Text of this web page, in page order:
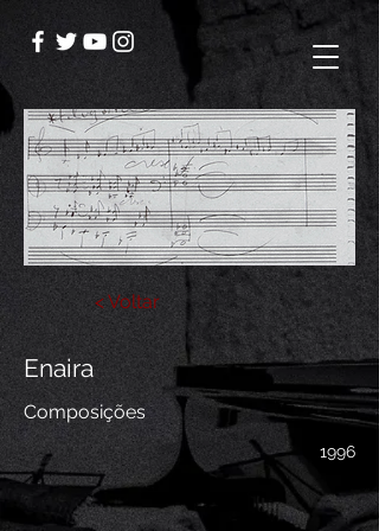
< Voltar
Enaira
Composições
1996